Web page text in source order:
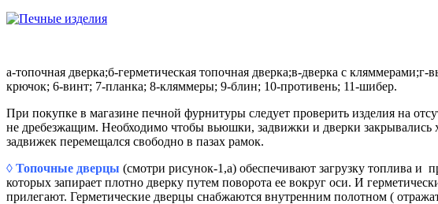
а-топочная дверка;б-герметическая топочная дверка;в-дверка с
крючок; 6-винт; 7-планка; 8-кляммеры; 9-блин; 10-противень; 11-шибер.
При покупке в магазине печной фурнитуры следует проверить изделия на
не дребезжащим. Необходимо чтобы вьюшки, задвижки и дверки
задвижек перемещался свободно в пазах рамок.
◊ Топочные дверцы (смотри рисунок-1,а) обеспечивают загрузку топлива и
которых запирает плотно дверку путем поворота ее вокруг оси. И
прилегают. Герметические дверцы снабжаются внутренним полотном (